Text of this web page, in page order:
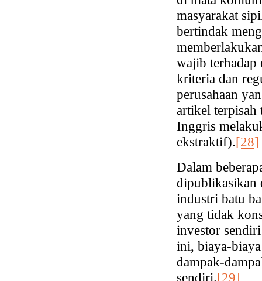
masyarakat
bertindak
wajib terhadap
kriteria dan
perusahaan
artikel terpisah
Inggris
ekstraktif).[28]
Dalam
dipublikasikan
industri batu
yang tidak
investor
ini, biaya-
dampak-
sendiri.[29]